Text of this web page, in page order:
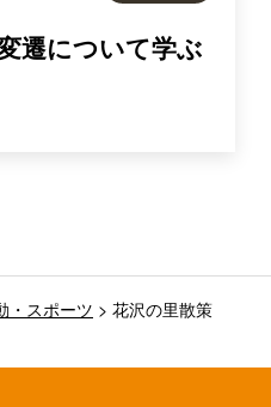
遷について学ぶ
・スポーツ > 花沢の里散策